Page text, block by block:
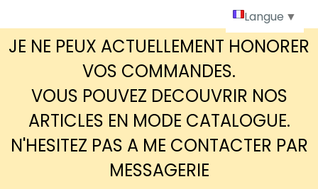
JE NE PEUX ACTUELLEMENT HONORER
VOS COMMANDES.
VOUS POUVEZ DECOUVRIR NOS
ARTICLES EN MODE CATALOGUE.
N'HESITEZ PAS A ME CONTACTER PAR
MESSAGERIE
Langue ▼